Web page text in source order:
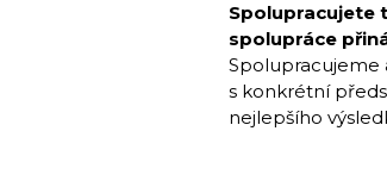
Spolupracujete
spolupráce
Spolupracujeme
s konkrétní
nejlepšího